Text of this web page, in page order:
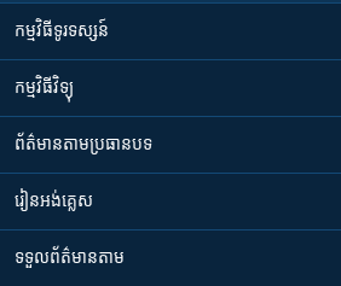
កម្មវិធី​ទូរទស្សន៍
កម្មវិធី​វិទ្យុ
ព័ត៌មាន​តាមប្រធានបទ​
រៀន​​អង់គ្លេស
ទទួល​ព័ត៌មាន​តាម